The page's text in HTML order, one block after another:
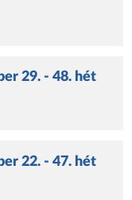
29. - 48. hét
22. - 47. hét